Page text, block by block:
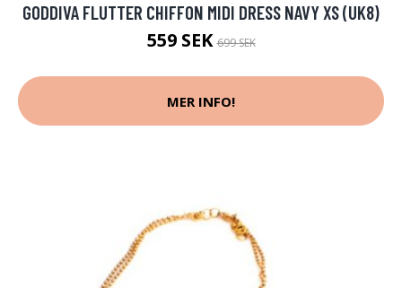
GODDIVA FLUTTER CHIFFON MIDI DRESS NAVY XS (UK8)
559 SEK699 SEK
MER INFO!